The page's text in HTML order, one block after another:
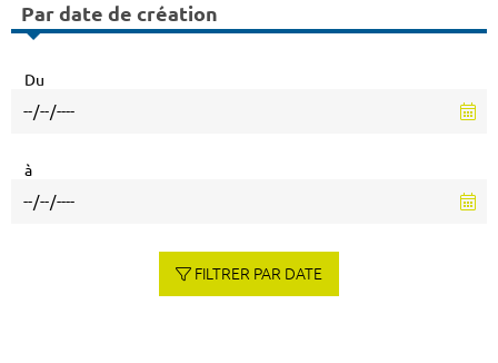
Par date de création
Du
à
FILTRER PAR DATE